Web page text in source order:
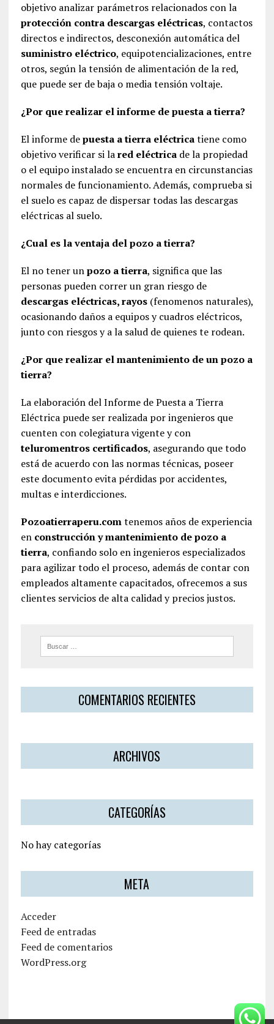
objetivo analizar parámetros relacionados con la
protección contra descargas eléctricas, contactos
directos e indirectos, desconexión automática del
suministro eléctrico, equipotencializaciones, entre
otros, según la tensión de alimentación de la red,
que puede ser de baja o media tensión voltaje.
¿Por que realizar el informe de puesta a tierra?
El informe depuesta a tierra eléctricatiene como
objetivo verificar si lared eléctricade la propiedad
o el equipo instalado se encuentra en circunstancias
normales de funcionamiento. Además, comprueba si
el suelo es capaz de dispersar todas las descargas
eléctricas al suelo.
¿Cual es la ventaja del pozo a tierra?
El no tener unpozo a tierra, significa que las
personas pueden correr un gran riesgo de
descargas eléctricas, rayos(fenomenos naturales),
ocasionando daños a equipos y cuadros eléctricos,
junto con riesgos y a la salud de quienes te rodean.
¿Por que realizar el mantenimiento de un pozo a
tierra?
La elaboración del Informe de Puesta a Tierra
Eléctrica puede ser realizada por ingenieros que
cuenten con colegiatura vigente y con
teluromentros certificados, asegurando que todo
está de acuerdo con las normas técnicas, poseer
este documento evita pérdidas por accidentes,
multas e interdicciones.
Pozoatierraperu.comtenemos años de experiencia
en construcción y mantenimiento de pozo a
tierra, confiando solo en ingenieros especializados
para agilizar todo el proceso, además de contar con
empleados altamente capacitados, ofrecemos a sus
clientes servicios de alta calidad y precios justos.
COMENTARIOS RECIENTES
ARCHIVOS
CATEGORÍAS
No hay categorías
META
Acceder
Feed de entradas
Feed de comentarios
WordPress.org